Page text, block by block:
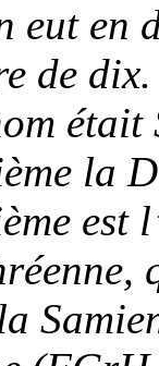
eut en
de
était
la
est